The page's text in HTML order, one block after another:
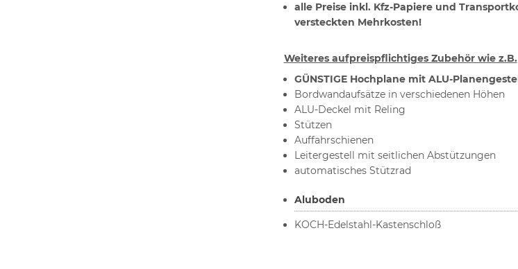
alle Preise inkl. Kfz-Papiere und
versteckten Mehrkosten!
Weiteres aufpreispflichtiges Zubehör wie z.B.
GÜNSTIGE Hochplane mit ALU-
Bordwandaufsätze in verschiedenen Höhen
ALU-Deckel mit Reling
Stützen
Auffahrschienen
Leitergestell mit seitlichen Abstützungen
automatisches Stützrad
Aluboden
KOCH-Edelstahl-Kastenschloß